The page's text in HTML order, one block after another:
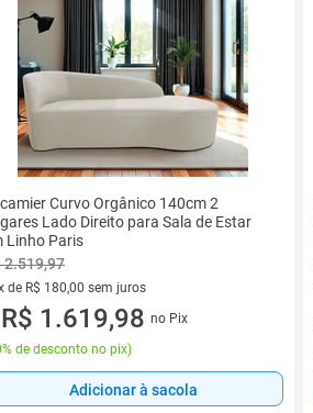
Curvo Orgânico 140cm 2
Lado Direito para Sala de Estar
Linho Paris
2.519,97
de R$ 180,00 sem juros
vez de R$ 180,00 sem juros
R$ 1.619,98 no Pix
de desconto no pix)
Adicionar à sacola